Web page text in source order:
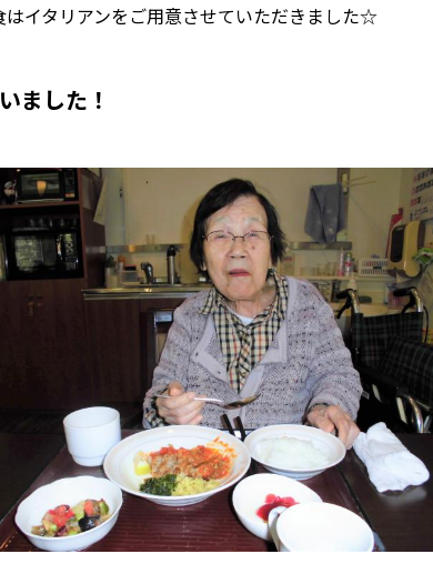
イタリアンをご用意させていただきました☆
ました！